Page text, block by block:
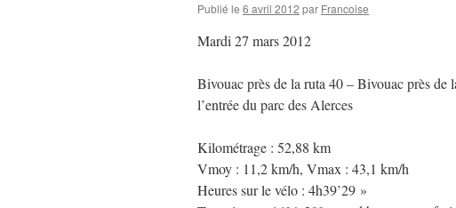
Publié le 6 avril 2012 par Francoise
Mardi 27 mars 2012
Bivouac près de la ruta 40 – Bivouac près de
l’entrée du parc des Alerces
Kilométrage : 52,88 km
Vmoy : 11,2 km/h, Vmax : 43,1 km/h
Heures sur le vélo : 4h39’29 »